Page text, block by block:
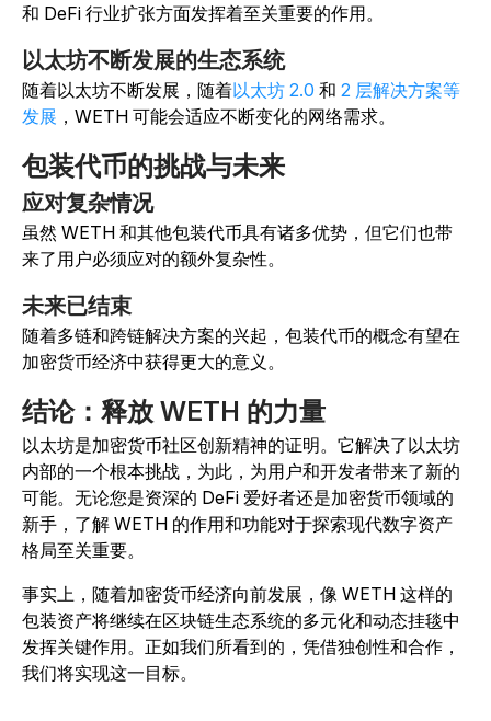
和 DeFi 行业扩张方面发挥着至关重要的作用。
以太坊不断发展的生态系统
随着以太坊不断发展，随着以太坊 2.0 和 2 层解决方案等
发展 ，WETH 可能会适应不断变化的网络需求。
包装代币的挑战与未来
应对复杂情况
虽然 WETH 和其他包装代币具有诸多优势，但它们也带
来了用户必须应对的额外复杂性。
未来已结束
随着多链和跨链解决方案的兴起，包装代币的概念有望在
加密货币经济中获得更大的意义。
结论：释放 WETH 的力量
以太坊是加密货币社区创新精神的证明。它解决了以太坊
内部的一个根本挑战，为此，为用户和开发者带来了新的
可能。无论您是资深的 DeFi 爱好者还是加密货币领域的
新手，了解 WETH 的作用和功能对于探索现代数字资产
格局至关重要。
事实上，随着加密货币经济向前发展，像 WETH 这样的
包装资产将继续在区块链生态系统的多元化和动态挂毯中
发挥关键作用。正如我们所看到的，凭借独创性和合作，
我们将实现这一目标。